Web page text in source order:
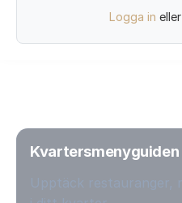
Logga in eller
Kvartersmenyguiden